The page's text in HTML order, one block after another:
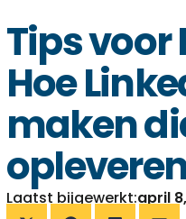
Tips voor
Hoe
maken
Laatst bijgewerkt:april